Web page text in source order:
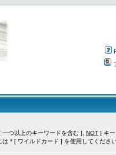
一つ以上のキーワードを含む ], NOT [ キ
* [ ワイルドカード ] を使用してくださ